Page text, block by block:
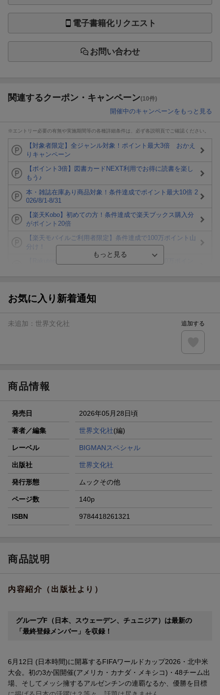
電子書籍化リクエスト
お問い合わせ
関連するクーポン・キャンペーン(10件)
開催中のキャンペーンをもっと見る
※エントリー必要の有無や実施期間等の各種詳細条件は、必ず各説明頁でご確認ください。
【対象者限定】全ジャンル対象！ポイント最大3倍 おかえ
りキャンペーン
【ポイント3倍】図書カードNEXT利用でお得に読書を楽し
もう♪
本・雑誌在庫あり商品対象！条件達成でポイント最大10倍 2
026/8/1-8/31
【楽天Kobo】初めての方！条件達成で楽天ブックス購入分
がポイント20倍
【楽天モバイルご利用者限定】条件達成で100万ポイント山
分け！
が当たる！
楽天モバイル紹介キャンペーンの拡散で300円OFFクーポン
条件達成で楽天限定・宝塚歌劇 宙組貸切公演ペアチケット
お気に入り新着通知
未追加： 世界文化社 追加する
商品情報
発売日 2026年05月28日頃
著者／編集 世界文化社(編)
レーベル BIGMANスペシャル
出版社 世界文化社
発行形態 ムックその他
ページ数 140p
ISBN 9784418261321
商品説明
内容紹介（出版社より）
グループF（日本、スウェーデン、チュニジア）は最新の
「最終登録メンバー」を収録！
6月12日 (日本時間)に開幕するFIFAワールドカップ2026・北中米
大会。初の3か国開催(アメリカ・カナダ・メキシコ)・48チーム出
場、そしてメッシ擁するアルゼンチンの連覇なるか、優勝を目標